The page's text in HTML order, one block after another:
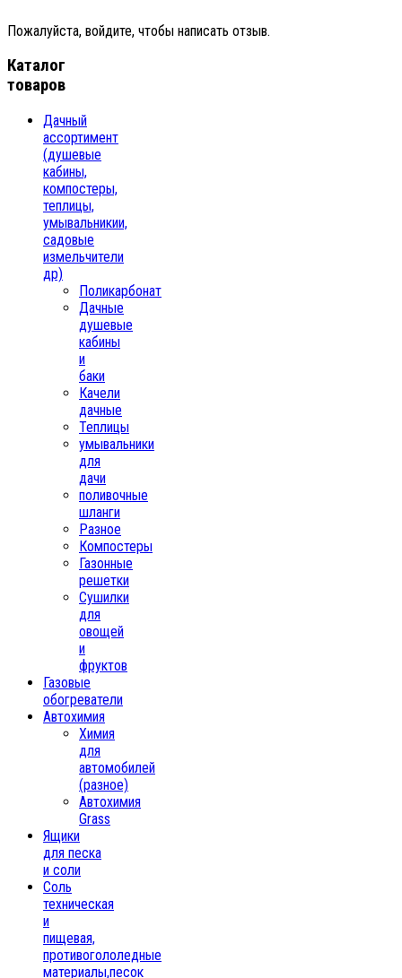
Пожалуйста, войдите, чтобы написать отзыв.
Каталог
товаров
Дачный
ассортимент
(душевые
кабины,
компостеры,
теплицы,
умывальникии,
садовые
измельчители
др)
Поликарбонат
Дачные
душевые
кабины
и
баки
Качели
дачные
Теплицы
умывальники
для
дачи
поливочные
шланги
Разное
Компостеры
Газонные
решетки
Сушилки
для
овощей
и
фруктов
Газовые
обогреватели
Автохимия
Химия
для
автомобилей
(разное)
Автохимия
Grass
Ящики
для песка
и соли
Соль
техническая
и
пищевая,
противогололедные
материалы,песок